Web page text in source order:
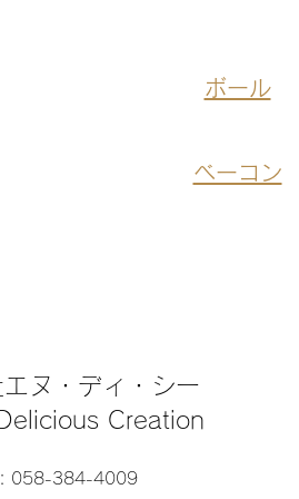
ボール
ベーコン
ヌ・ディ・シー
Creation
058-384-4009